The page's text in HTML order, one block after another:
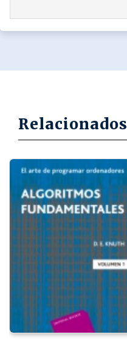
Relacionados